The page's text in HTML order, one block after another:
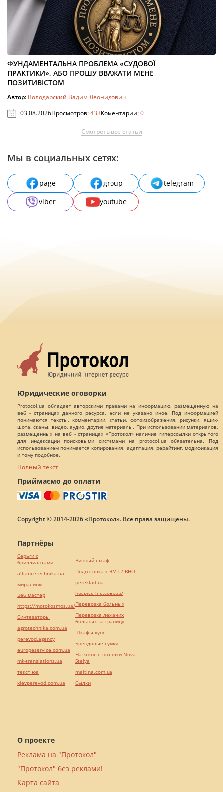
ФУНДАМЕНТАЛЬНА ПРОБЛЕМА «СУДОВОЇ
ПРАКТИКИ», АБО ПРОШУ ВВАЖАТИ МЕНЕ
ПОЗИТИВІСТОМ
Автор: Володарский Вадим Леонидович
03.08.2026Просмотров:433Коментарии:0
Смотреть все статьи
Мы в социальных сетях:
page group
telegram
viber
youtube
Юридические оговорки
Protocol.ua обладает авторскими правами на информацию, размещенную на
веб - страницах данного ресурса, если не указано иное. Под информацией
понимаются тексты, комментарии, статьи, фотоизображения, рисунки, ящик-
шота, сканы, видео, аудио, другие материалы. При использовании материалов,
размещенных на веб - страницах «Протокол» наличие гиперссылки открытого
для индексации поисковыми системами на protocol.ua обязательна. Под
использованием понимается копирования, адаптация, рерайтинг, модификация
и тому подобное.
Полный текст
Приймаємо до оплати
Copyright © 2014-2026 «Протокол». Все права защищены.
О проекте
Реклама на "Протокол"
"Протокол" без реклами!
Карта сайта
Партнёры
Серьги с
бриллиантами
alliancetechnika.ua
миралинкс
Веб мастер
https://motokosmos.ua/
Синтезаторы
agrotechnika.com.ua
perevod.agency
europeservice.com.ua
mk-translations.ua
текст юа
kievperevod.com.ua
Винный шкаф
Подготовка к НМТ / ВНО
pereklad.ua
hospice-life.com.ua/
Перевозка больных
Перевозка лежачих
больных за границу
Шкафы купе
Брендовые сумки
Натяжные потолки Nova
Stelya
maltina.com.ua
Cылки